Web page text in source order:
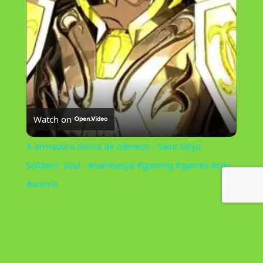
a
y
V
i
Watch on
A armadura divina de Gêmeos - Saint Seiya
Soldiers' Soul - #saintseiya #gaming #games #cdz
#anime